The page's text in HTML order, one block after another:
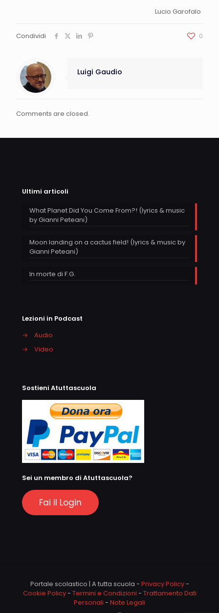
Lucio Garofalo
Condividi 0
Luigi Gaudio
Comments are closed.
Ultimi articoli
What Planet Did You Come From?! (lyrics & music
by Gianni Peteani)
Moon landing on a cactus field! (lyrics & music by
Gianni Peteani)
In morte di F.G.
Lezioni in Podcast
→
Audio
→
Video
Sostieni Atuttascuola
Sei un membro di Atuttascuola?
Fai il Login
Portale scolastico | A tutta scuola - Privacy Policy-
Cookie Policy- Termini e Condizioni - Trattamento Dati
Personali - Note Legali